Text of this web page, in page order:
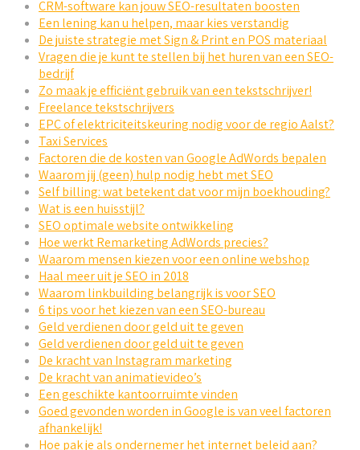
CRM-software kan jouw SEO-resultaten boosten
Een lening kan u helpen, maar kies verstandig
De juiste strategie met Sign & Print en POS materiaal
Vragen die je kunt te stellen bij het huren van een SEO-
bedrijf
Zo maak je efficiënt gebruik van een tekstschrijver!
Freelance tekstschrijvers
EPC of elektriciteitskeuring nodig voor de regio Aalst?
Taxi Services
Factoren die de kosten van Google AdWords bepalen
Waarom jij (geen) hulp nodig hebt met SEO
Self billing: wat betekent dat voor mijn boekhouding?
Wat is een huisstijl?
SEO optimale website ontwikkeling
Hoe werkt Remarketing AdWords precies?
Waarom mensen kiezen voor een online webshop
Haal meer uit je SEO in 2018
Waarom linkbuilding belangrijk is voor SEO
6 tips voor het kiezen van een SEO-bureau
Geld verdienen door geld uit te geven
Geld verdienen door geld uit te geven
De kracht van Instagram marketing
De kracht van animatievideo’s
Een geschikte kantoorruimte vinden
Goed gevonden worden in Google is van veel factoren
afhankelijk!
Hoe pak je als ondernemer het internet beleid aan?